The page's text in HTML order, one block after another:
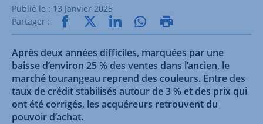
Publié le : 13 Janvier 2025
Partager :
Après deux années difficiles, marquées par une
baisse d’environ 25 % des ventes dans l’ancien, le
marché tourangeau reprend des couleurs. Entre des
taux de crédit stabilisés autour de 3 % et des prix qui
ont été corrigés, les acquéreurs retrouvent du
pouvoir d’achat.